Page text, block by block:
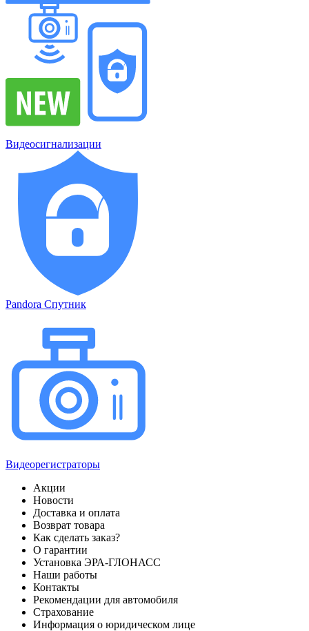
Видеосигнализации
Pandora Спутник
Видеорегистраторы
Акции
Новости
Доставка и оплата
Возврат товара
Как сделать заказ?
О гарантии
Установка ЭРА-ГЛОНАСС
Наши работы
Контакты
Рекомендации для автомобиля
Страхование
Информация о юридическом лице